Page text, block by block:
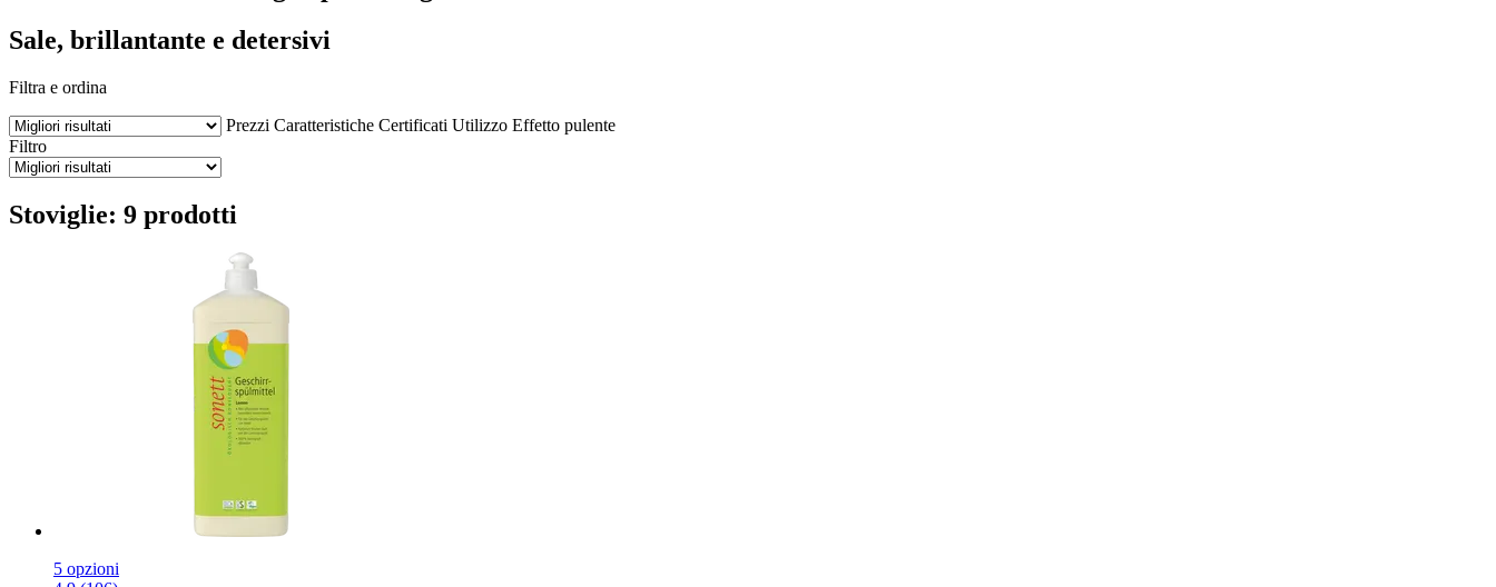
Sale, brillantante e detersivi
Filtra e ordina
Prezzi Caratteristiche Certificati Utilizzo Effetto pulente
Filtro
Stoviglie: 9 prodotti
5 opzioni